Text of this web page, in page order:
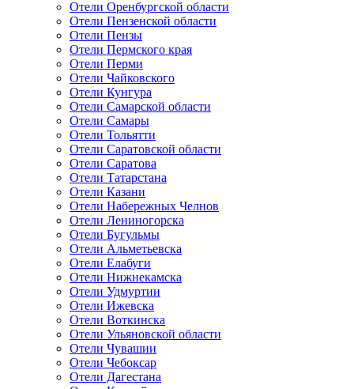
Отели Оренбургской области
Отели Пензенской области
Отели Пензы
Отели Пермского края
Отели Перми
Отели Чайковского
Отели Кунгура
Отели Самарской области
Отели Самары
Отели Тольятти
Отели Саратовской области
Отели Саратова
Отели Татарстана
Отели Казани
Отели Набережных Челнов
Отели Лениногорска
Отели Бугульмы
Отели Альметьевска
Отели Елабуги
Отели Нижнекамска
Отели Удмуртии
Отели Ижевска
Отели Воткинска
Отели Ульяновской области
Отели Чувашии
Отели Чебоксар
Отели Дагестана